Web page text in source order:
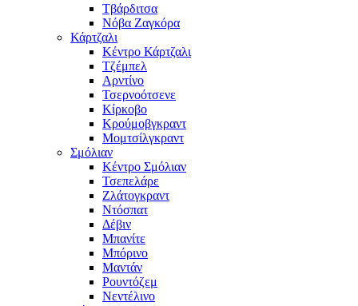
Τβάρδιτσα
Νόβα Ζαγκόρα
Κάρτζαλι
Κέντρο Κάρτζαλι
Τζέμπελ
Αρντίνο
Τσερνοότσενε
Κίρκοβο
Κρούμοβγκραντ
Μομτσίλγκραντ
Σμόλιαν
Κέντρο Σμόλιαν
Τσεπελάρε
Ζλάτογκραντ
Ντόσπατ
Δέβιν
Μπανίτε
Μπόρινο
Μαντάν
Ρουντόζεμ
Νεντέλινο